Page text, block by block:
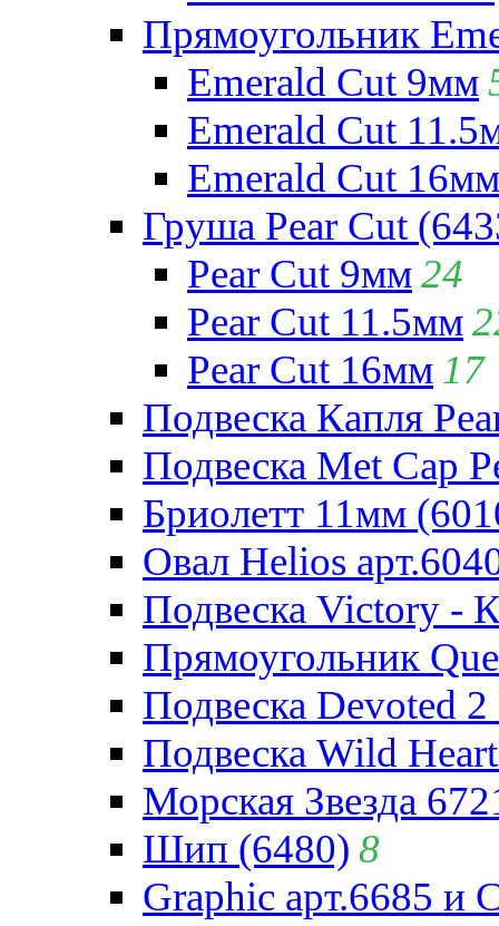
Прямоугольник
Emerald Cut 9мм
Emerald Cut
Emerald Cut 16мм
Груша Pear Cut
Pear Cut 9мм24
Pear Cut 11.5мм
Pear Cut 16мм 17
Подвеска Капля
Подвеска Met Cap
Бриолетт 11мм
Овал Helios
Подвеска Victory -
Прямоугольник
Подвеска Devoted
Подвеска Wild
Морская Звезда
Шип (6480) 8
Graphic арт.6685 и